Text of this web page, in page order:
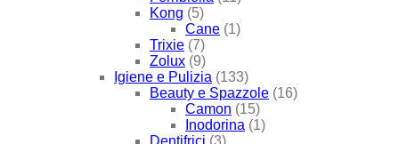
Kong (5)
Cane (1)
Trixie (7)
Zolux (9)
Igiene e Pulizia (133)
Beauty e Spazzole (16)
Camon (15)
Inodorina (1)
Dentifrici (3)